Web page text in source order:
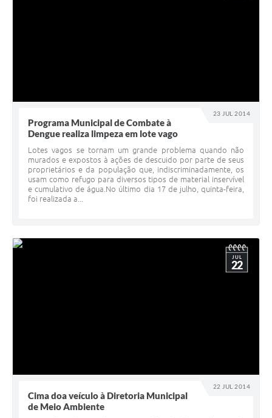
23 JUL 2014
Programa Municipal de Combate à
Dengue realiza limpeza em lote vago
Lotes vagos se tornam um grande problema quando não
murados e expostos à ações de descuido por parte de seus
proprietários e da população que, indiscriminadamente, os
usam como refugo para diversos tipos de material inservível
e cumulativo de água.No último dia 17 de julho, quinta-feira,
foi realizada a...
22 JUL 2014
JUL
22
Cima doa veículo à Diretoria Municipal
de Meio Ambiente